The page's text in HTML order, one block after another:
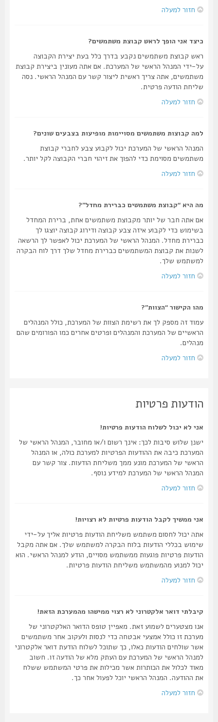
חזור למעלה
כיצד אני הופך לראש קבוצת משתמשים?
ראש קבוצת משתמשים נקבע בדרך כלל בעת יצירת הקבוצה
על-ידי המנהל הראשי של המערכת. אם אתה מעונין ביצירת קבוצת
משתמשים, אתה צריך ראשית ליצור קשר עם המנהל הראשי. נסה
שליחת הודעה פרטית.
חזור למעלה
למה קבוצות משתמשים מסויימות מופיעות בצבעים שונים?
המנהל הראשי של המערכת יכול לקבוע צבע לחברי קבוצת
משתמשים מסוימת כדי להפוך את זיהוי חברי הקבוצה לקל יותר.
חזור למעלה
מה היא “קבוצת משתמשים כברירת מחדל”?
אם אתה חבר של יותר מקבוצת משתמשים אחת, ברירת המחדל
בשימוש כדי לקבוע איזה צבע קבוצה ודירוג קבוצה יוצגו לך
כברירת מחדל. המנהל הראשי של המערכת יכול לאפשר לך הרשאה
לשנות את קבוצת המשתמשים כברירת מחדל שלך דרך לוח הבקרה
למשתמש שלך.
חזור למעלה
מהו הקישור “הצוות”?
עמוד זה מספק לך את רשימת הצוות של המערכת, כולל המנהלים
הראשיים של המערכת והמנהלים ופרטים אחרים כמו הפורומים שהם
מנהלים.
חזור למעלה
הודעות פרטיות
אני לא יכול לשלוח הודעות פרטיות!
ישנן שלוש סיבות לכך: אינך רשום ו/או מחובר, המנהל הראשי של
המערכת כיבה את ההודעות הפרטיות למערכת כולה, או המנהל
הראשי של המערכת מונע ממך משליחת הודעות. צור קשר עם
המנהל הראשי של המערכת למידע נוסף.
חזור למעלה
אני ממשיך לקבל הודעות פרטיות לא רצויות!
אתה יכול לחסום משתמש משליחת הודעות פרטיות אליך על-ידי
שימוש בכללי הודעות בלוח הבקרה למשתמש שלך. אם אתה מקבל
הודעות פרטיות פוגעות ממשתמש מסויים, הודע למנהל הראשי. הוא
יכול למנוע מהמשתמש משליחת הודעות פרטיות.
חזור למעלה
קיבלתי דואר אלקטרוני לא רצוי ממישהו מהמערכת הזאת!
אנו מצטערים לשמוע זאת. מאפיין טופס הדואר האלקטרוני של
מערכת זו כולל אמצעי אבטחה כדי לנסות ולעקוב אחר משתמשים
אשר שולחים הודעות כאלו, כך שתוכל לשלוח הודעת דואר אלקטרוני
למנהל הראשי של המערכת עם העתק מלא של הודעה זו. חשוב
מאוד לכלול את הכותרות אשר מכילות את פרטי המשתמש ששלח
את ההודעה. המנהל הראשי יוכל לפעול אחר כך.
חזור למעלה